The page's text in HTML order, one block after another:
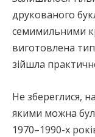
друкованого
семимильними
виготовлена
зійшла
Не збереглися,
якими можна
1970–1990-х